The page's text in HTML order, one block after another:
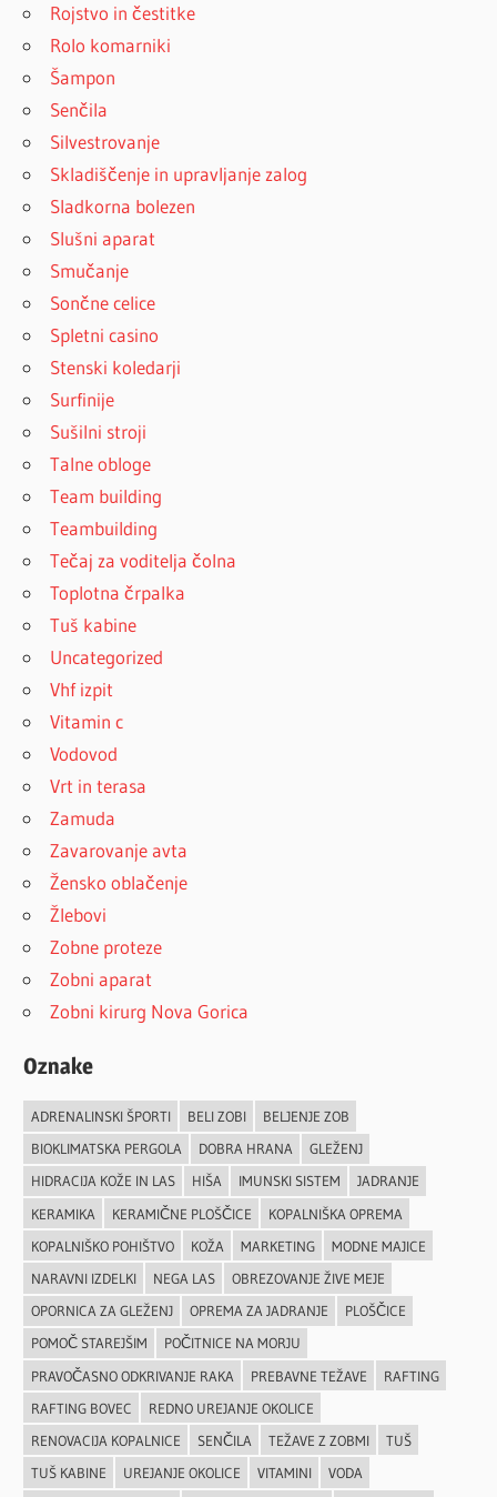
Rojstvo in čestitke
Rolo komarniki
Šampon
Senčila
Silvestrovanje
Skladiščenje in upravljanje zalog
Sladkorna bolezen
Slušni aparat
Smučanje
Sončne celice
Spletni casino
Stenski koledarji
Surfinije
Sušilni stroji
Talne obloge
Team building
Teambuilding
Tečaj za voditelja čolna
Toplotna črpalka
Tuš kabine
Uncategorized
Vhf izpit
Vitamin c
Vodovod
Vrt in terasa
Zamuda
Zavarovanje avta
Žensko oblačenje
Žlebovi
Zobne proteze
Zobni aparat
Zobni kirurg Nova Gorica
Oznake
ADRENALINSKI ŠPORTI BELI ZOBI
BELJENJE ZOB
BIOKLIMATSKA PERGOLA
DOBRA HRANA
GLEŽENJ
HIDRACIJA KOŽE IN LAS
HIŠA IMUNSKI SISTEM
JADRANJE
KERAMIKA
KERAMIČNE PLOŠČICE
KOPALNIŠKA OPREMA
KOPALNIŠKO POHIŠTVO
KOŽA MARKETING
MODNE MAJICE
NARAVNI IZDELKI
NEGA LAS
OBREZOVANJE ŽIVE MEJE
OPORNICA ZA GLEŽENJ
OPREMA ZA JADRANJE
PLOŠČICE
POMOČ STAREJŠIM
POČITNICE NA MORJU
PRAVOČASNO ODKRIVANJE RAKA
PREBAVNE TEŽAVE
RAFTING
RAFTING BOVEC
REDNO UREJANJE OKOLICE
RENOVACIJA KOPALNICE
SENČILA TEŽAVE Z ZOBMI
TUŠ
TUŠ KABINE
UREJANJE OKOLICE VITAMINI
VODA